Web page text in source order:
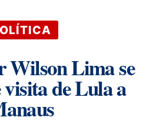
Wilson Lima se
visita de Lula a